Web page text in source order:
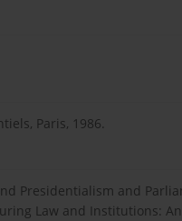
Paris, 1986.
Presidentialism and
Law and Institutions: